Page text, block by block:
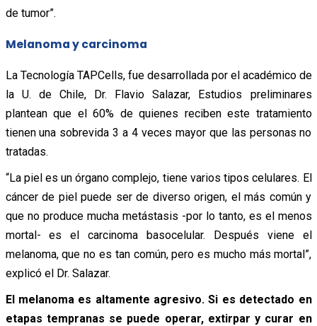
de tumor”.
Melanoma y carcinoma
La Tecnología TAPCells, fue desarrollada por el académico de
la U. de Chile, Dr. Flavio Salazar, Estudios preliminares
plantean que el 60% de quienes reciben este tratamiento
tienen una sobrevida 3 a 4 veces mayor que las personas no
tratadas.
“La piel es un órgano complejo, tiene varios tipos celulares. El
cáncer de piel puede ser de diverso origen, el más común y
que no produce mucha metástasis -por lo tanto, es el menos
mortal- es el carcinoma basocelular. Después viene el
melanoma, que no es tan común, pero es mucho más mortal”,
explicó el Dr. Salazar.
El melanoma es altamente agresivo. Si es detectado en
etapas tempranas se puede operar, extirpar y curar en